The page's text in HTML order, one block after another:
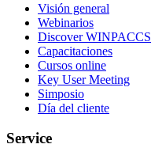
Visión general
Webinarios
Discover WINPACCS
Capacitaciones
Cursos online
Key User Meeting
Simposio
Día del cliente
Service